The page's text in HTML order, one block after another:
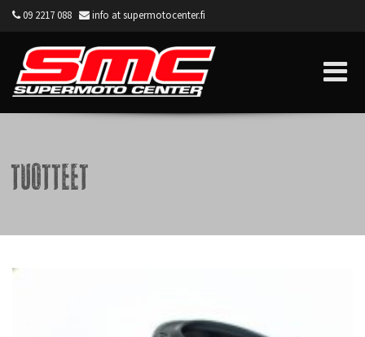
09 2217 088 info at supermotocenter.fi
Tuotteet